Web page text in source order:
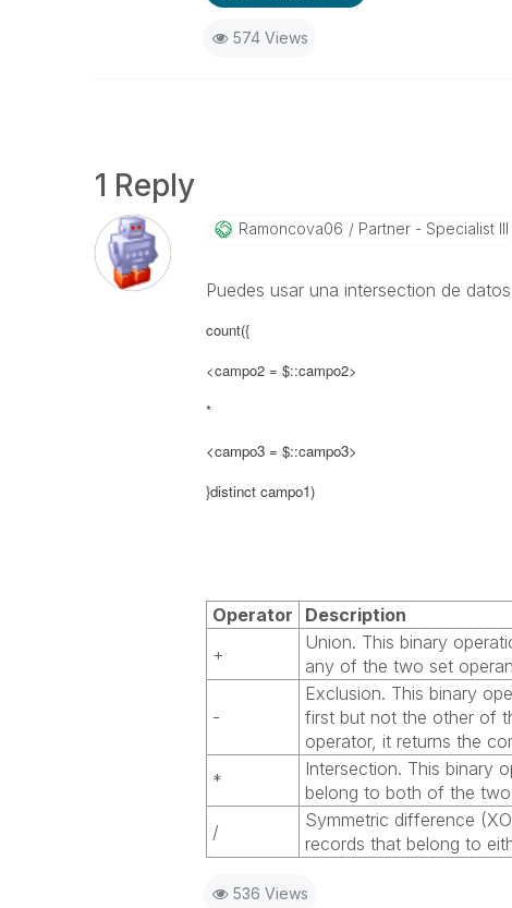
574 Views
1 Reply
Ramoncova06 Partner - Specialist III
Puedes usar una intersection de datos
count({
<campo2 = $::campo2>
*
<campo3 = $::campo3>
}distinct campo1)
Operator
Description
+
Union. This binary
any of the two set
-
Exclusion. This binary
first but not the other of
operator, it returns the
*
Intersection. This binary
belong to both of the
/
Symmetric difference
records that belong to
536 Views